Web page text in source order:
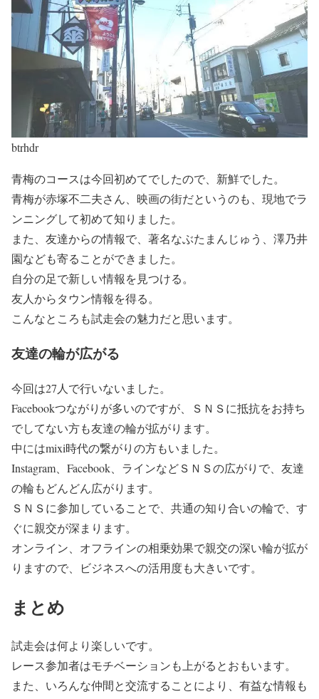
btrhdr
青梅のコースは今回初めてでしたので、新鮮でした。
青梅が赤塚不二夫さん、映画の街だというのも、現地でラ
ンニングして初めて知りました。
また、友達からの情報で、著名なぶたまんじゅう 、 澤乃井
園なども寄ることができました。
自分の足で新しい情報を見つける。
友人からタウン情報を得る。
こんなところも試走会の魅力だと思います。
友達の輪が広がる
今回は27人で行いないました。
Facebookつながりが多いのですが、ＳＮＳに抵抗をお持ち
でしてない方も友達の輪が拡がります。
中にはmixi時代の繋がりの方もいました。
Instagram、Facebook、ラインなどＳＮＳの広がりで、友達
の輪もどんどん広がります。
ＳＮＳに参加していることで、共通の知り合いの輪で、す
ぐに親交が深まります。
オンライン、オフラインの相乗効果で親交の深い輪が拡が
りますので、ビジネスへの活用度も大きいです。
まとめ
試走会は何より楽しいです。
レース参加者はモチベーションも上がるとおもいます。
また、いろんな仲間と交流することにより、有益な情報も